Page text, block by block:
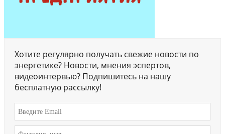
Хотите регулярно получать свежие новости по
энергетике? Новости, мнения эспертов,
видеоинтервью? Подпишитесь на нашу
бесплатную рассылку!